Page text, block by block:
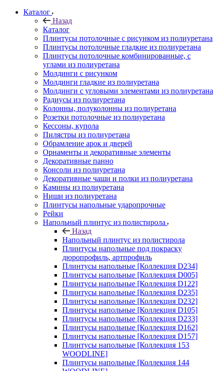
Каталог
Назад
Каталог
Плинтусы потолочные с рисунком из полиуретана
Плинтусы потолочные гладкие из полиуретана
Плинтусы потолочные комбинированные, с
углами из полиуретана
Молдинги c рисунком
Молдинги гладкие из полиуретана
Молдинги с угловыми элементами из полиуретана
Радиусы из полиуретана
Колонны, полуколонны из полиуретана
Розетки потолочные из полиуретана
Кессоны, купола
Пилястры из полиуретана
Обрамление арок и дверей
Орнаменты и декоративные элементы
Декоративные панно
Консоли из полиуретана
Декоративные чаши и полки из полиуретана
Камины из полиуретана
Ниши из полиуретана
Плинтусы напольные ударопрочные
Рейки
Напольный плинтус из полистирола
Назад
Напольный плинтус из полистирола
Плинтусы напольные под покраску
дюропрофиль, артпрофиль
Плинтусы напольные [Коллекция D234]
Плинтусы напольные [Коллекция D005]
Плинтусы напольные [Коллекция D122]
Плинтусы напольные [Коллекция D235]
Плинтусы напольные [Коллекция D232]
Плинтусы напольные [Коллекция D105]
Плинтусы напольные [Коллекция D233]
Плинтусы напольные [Коллекция D162]
Плинтусы напольные [Коллекция D157]
Плинтусы напольные [Коллекция 153
WOODLINE]
Плинтусы напольные [Коллекция 144